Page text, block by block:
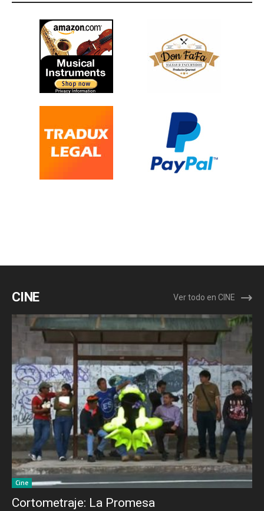
CINE Ver todo en CINE
Cine
Cortometraje: La Promesa